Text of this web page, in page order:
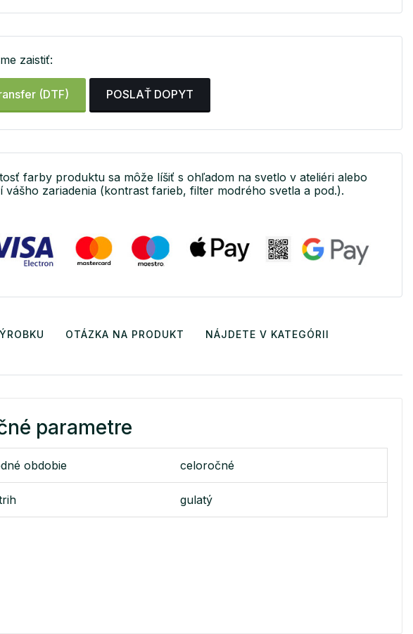
zaistiť:
(DTF) POSLAŤ DOPYT
farby produktu sa môže líšiť s ohľadom na svetlo v ateliéri alebo
vášho zariadenia (kontrast farieb, filter modrého svetla a pod.).
OTÁZKA NA PRODUKT
NÁJDETE V KATEGÓRII
parametre
obdobie celoročné
gulatý